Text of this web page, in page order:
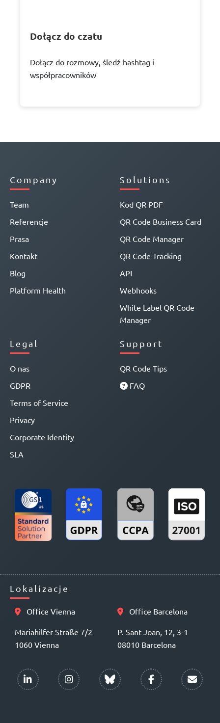
Dołącz do czatu
Dołącz do rozmowy, śledź hashtag i
współpracowników
Company
Team
Referencje
Prasa
Kontakt
Blog
Platform Health
Solutions
Kod QR PDF
QR Code Business Card
QR Code Manager
QR Code Tracking
API
Webhooks
White Label QR Code
Manager
Legal
O nas
GDPR
Terms of Service
Privacy
Corporate Identity
SLA
Support
QR Code Tips
FAQ
Lokalizacje
Office Vienna
Mariahilfer Straße 7/2
1060 Vienna
Office Barcelona
P. Sant Joan, 12, 3-1
08010 Barcelona